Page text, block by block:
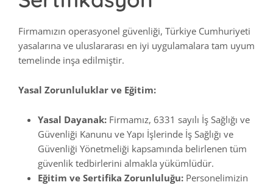
Firmamızın operasyonel güvenliği, Türkiye Cumhuriyeti
yasalarına ve uluslararası en iyi uygulamalara tam uyum
temelinde inşa edilmiştir.
Yasal Zorunluluklar ve Eğitim:
Yasal Dayanak: Firmamız, 6331 sayılı İş Sağlığı ve
Güvenliği Kanunu ve Yapı İşlerinde İş Sağlığı ve
Güvenliği Yönetmeliği kapsamında belirlenen tüm
güvenlik tedbirlerini almakla yükümlüdür.
Eğitim ve Sertifika Zorunluluğu: Personelimizin